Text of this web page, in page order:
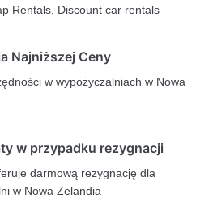
Rentals, Discount car rentals
Najniższej Ceny
w wypożyczalniach w Nowa
w przypadku rezygnacji
darmową rezygnację dla
w Nowa Zelandia